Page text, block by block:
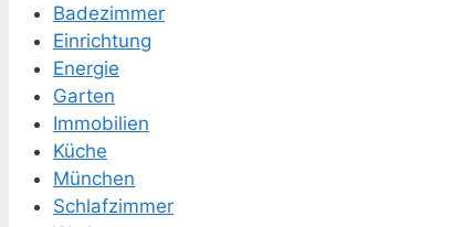
Badezimmer
Einrichtung
Energie
Garten
Immobilien
Küche
München
Schlafzimmer